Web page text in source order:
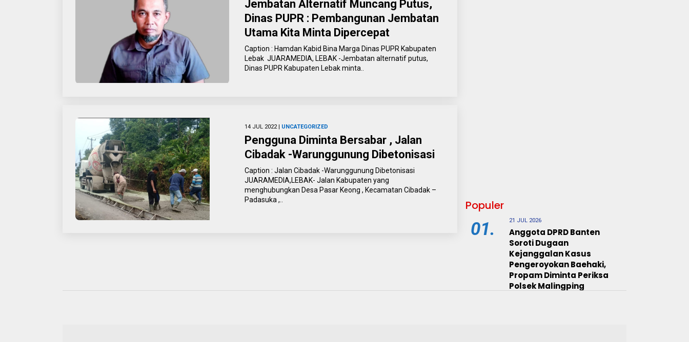
Jembatan Alternatif Muncang Putus,
Dinas PUPR : Pembangunan Jembatan
Utama Kita Minta Dipercepat
Caption : Hamdan Kabid Bina Marga Dinas PUPR Kabupaten
Lebak JUARAMEDIA, LEBAK -Jembatan alternatif putus,
Dinas PUPR Kabupaten Lebak minta..
14 JUL 2022 | UNCATEGORIZED
Pengguna Diminta Bersabar , Jalan
Cibadak -Warunggunung Dibetonisasi
Caption : Jalan Cibadak -Warunggunung Dibetonisasi
JUARAMEDIA,LEBAK- Jalan Kabupaten yang
menghubungkan Desa Pasar Keong , Kecamatan Cibadak –
Padasuka ,..
Populer
01. 21 JUL 2026
Anggota DPRD Banten
Soroti Dugaan
Kejanggalan Kasus
Pengeroyokan Baehaki,
Propam Diminta Periksa
Polsek Malingping